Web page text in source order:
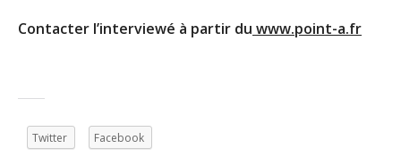
Contacter l’interviewé à partir du www.point-a.fr
Twitter Facebook